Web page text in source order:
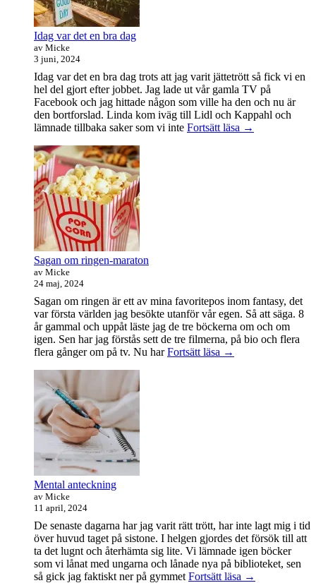
Idag var det en bra dag
av Micke
3 juni, 2024
Idag var det en bra dag trots att jag varit jättetrött så fick vi en
hel del gjort efter jobbet. Jag lade ut vår gamla TV på
Facebook och jag hittade någon som ville ha den och nu är
den bortforslad. Linda kom iväg till Lidl och Kappahl och
lämnade tillbaka saker som vi inte Fortsätt läsa Idag
→
Sagan om ringen-maraton
av Micke
24 maj, 2024
Sagan om ringen är ett av mina favoritepos inom fantasy, det
var första världen jag besökte utanför vår egen. Så att säga. 8
år gammal och uppåt läste jag de tre böckerna om och om
igen. Sen har jag förstås sett de tre filmerna, på bio och flera
flera gånger om på tv. Nu harFortsätt läsa Sagan
→
Mental anteckning
av Micke
11 april, 2024
De senaste dagarna har jag varit rätt trött, har inte lagt mig i tid
över huvud taget på sistone. I helgen gjordes det försök till att
ta det lugnt och återhämta sig lite. Vi lämnade igen böcker
som vi lånat med ungarna och lånade nya på biblioteket, sen
så gick jag faktiskt ner på gymmet Fortsätt läsa Mental
→